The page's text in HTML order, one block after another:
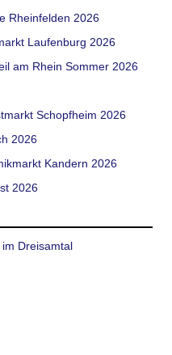
Rheinfelden 2026
Laufenburg 2026
am Rhein Sommer 2026
Schopfheim 2026
2026
Kandern 2026
2026
Dreisamtal